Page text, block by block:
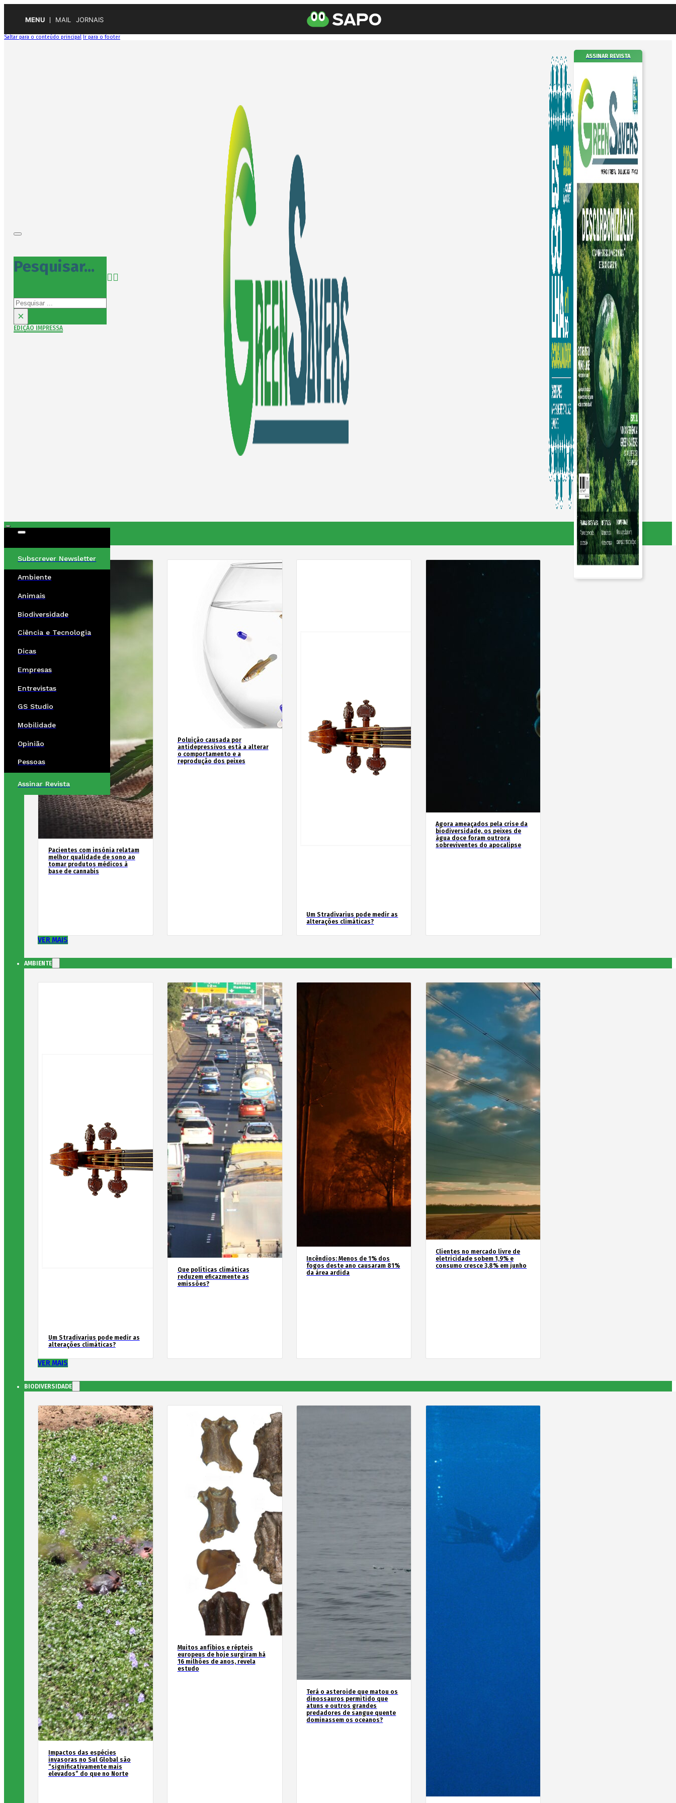
MENU MAIL JORNAIS
Saltar para o conteúdo principal Ir para o footer
Pesquisar...
Pesquisar
×
EDIÇÃO IMPRESSA
ASSINAR REVISTA
Subscrever Newsletter
Ambiente
Animais
Biodiversidade
Ciência e Tecnologia
Dicas
Empresas
Entrevistas
GS Studio
Mobilidade
Opinião
Pessoas
Assinar Revista
Pacientes com insónia relatam
melhor qualidade de sono ao
tomar produtos médicos à
base de cannabis
Poluição causada por
antidepressivos está a alterar
o comportamento e a
reprodução dos peixes
Um Stradivarius pode medir as
alterações climáticas?
Agora ameaçados pela crise da
biodiversidade, os peixes de
água doce foram outrora
sobreviventes do apocalipse
VER MAIS
AMBIENTE
Um Stradivarius pode medir as
alterações climáticas?
Que políticas climáticas
reduzem eficazmente as
emissões?
Incêndios: Menos de 1% dos
fogos deste ano causaram 81%
da área ardida
Clientes no mercado livre de
eletricidade sobem 1,9% e
consumo cresce 3,8% em junho
VER MAIS
BIODIVERSIDADE
Impactos das espécies
invasoras no Sul Global são
“significativamente mais
elevados” do que no Norte
Muitos anfíbios e répteis
europeus de hoje surgiram há
16 milhões de anos, revela
estudo
Terá o asteroide que matou os
dinossauros permitido que
atuns e outros grandes
predadores de sangue quente
dominassem os oceanos?